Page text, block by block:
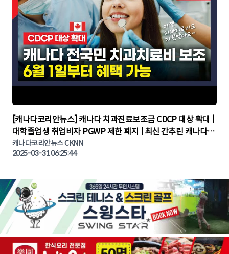
▶
[캐나다코리안뉴스] 캐나다 치과진료보조금 CDCP 대상 확대 |
대학졸업생 취업비자 PGWP 제한 폐지 | 최신 간추린 캐나다뉴
스 | CKNNEWS | 캐나다뉴스 | 토론토뉴스
캐나다코리안뉴스 CKNN
2025-03-31 06:25:44